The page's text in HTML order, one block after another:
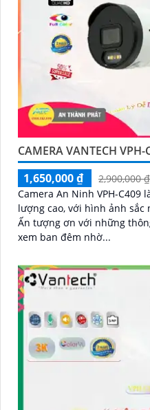
CAMERA VANTECH VPH-
1,650,000 ₫
2,900,000 ₫
Camera An Ninh VPH-C409
lượng cao, với hình ảnh sắc
Ấn tượng ơn với những
xem ban đêm nhờ...